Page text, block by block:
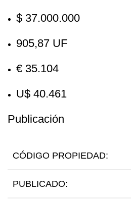
$ 37.000.000
905,87 UF
€ 35.104
U$ 40.461
Publicación
CÓDIGO PROPIEDAD:
PUBLICADO: